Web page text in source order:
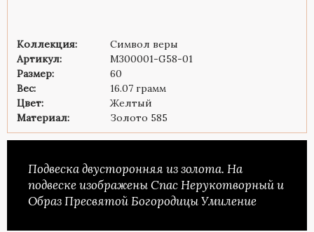
Коллекция:
Символ веры
Артикул:
М300001-G58-01
Размер:
60
Вес:
16.07 грамм
Цвет:
Желтый
Материал:
Золото 585
Подвеска двусторонняя из золота. На
подвеске изображены Спас Нерукотворный и
Образ Пресвятой Богородицы Умиление